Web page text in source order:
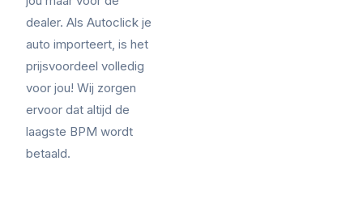
dealer. Als Autoclick je
auto importeert, is het
prijsvoordeel volledig
voor jou! Wij zorgen
ervoor dat altijd de
laagste BPM wordt
betaald.